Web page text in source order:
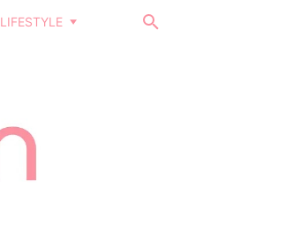
LIFESTYLE